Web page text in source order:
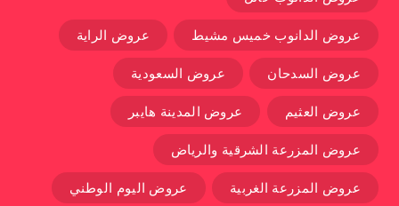
عروض الدانوب خميس مشيط عروض الراية
عروض السدحان عروض السعودية
عروض العثيم عروض المدينة هايبر
عروض المزرعة الشرقية والرياض
عروض المزرعة الغربية عروض اليوم الوطني